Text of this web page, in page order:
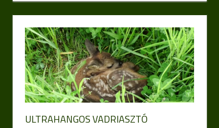
ULTRAHANGOS VADRIASZTÓ